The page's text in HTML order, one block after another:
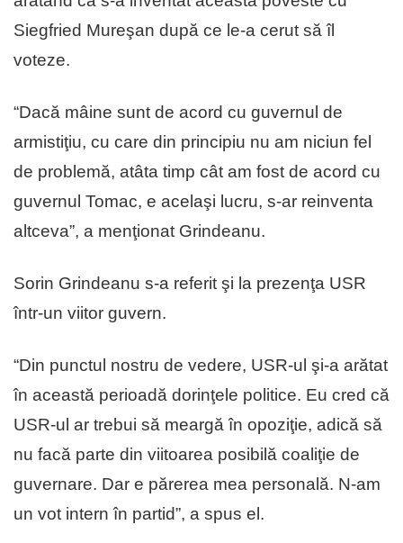
Siegfried Mureşan după ce le-a cerut să îl
voteze.
“Dacă mâine sunt de acord cu guvernul de
armistiţiu, cu care din principiu nu am niciun fel
de problemă, atâta timp cât am fost de acord cu
guvernul Tomac, e acelaşi lucru, s-ar reinventa
altceva”, a menţionat Grindeanu.
Sorin Grindeanu s-a referit şi la prezenţa USR
într-un viitor guvern.
“Din punctul nostru de vedere, USR-ul şi-a arătat
în această perioadă dorinţele politice. Eu cred că
USR-ul ar trebui să meargă în opoziţie, adică să
nu facă parte din viitoarea posibilă coaliţie de
guvernare. Dar e părerea mea personală. N-am
un vot intern în partid”, a spus el.